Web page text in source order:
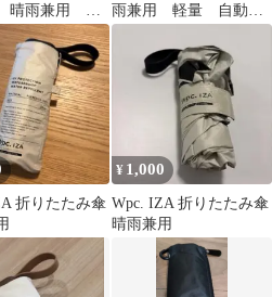
晴雨兼用 完
UV メンズ
ンパクト
雨兼用 軽量 自動開
閉 UVカット 遮光
100％ 紫外線 白
折りたたみ傘
¥ 1,000
Wpc. IZA 折りたたみ傘
晴雨兼用